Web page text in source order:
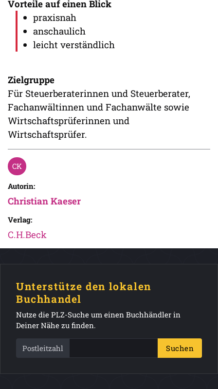
Vorteile auf einen Blick
praxisnah
anschaulich
leicht verständlich
Zielgruppe
Für Steuerberaterinnen und Steuerberater,
Fachanwältinnen und Fachanwälte sowie
Wirtschaftsprüferinnen und
Wirtschaftsprüfer.
Autorin:
Christian Kaeser
Verlag:
C.H.Beck
Unterstütze den lokalen
Buchhandel
Nutze die PLZ-Suche um einen Buchhändler in
Deiner Nähe zu finden.
Postleitzahl Suchen